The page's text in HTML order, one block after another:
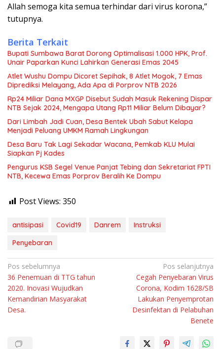
Allah semoga kita semua terhindar dari virus korona,”
tutupnya.
Berita Terkait
Bupati Sumbawa Barat Dorong Optimalisasi 1.000 HPK, Prof.
Unair Paparkan Kunci Lahirkan Generasi Emas 2045
Atlet Wushu Dompu Dicoret Sepihak, 8 Atlet Mogok, 7 Emas
Diprediksi Melayang, Ada Apa di Porprov NTB 2026
Rp24 Miliar Dana MXGP Disebut Sudah Masuk Rekening Dispar
NTB Sejak 2024, Mengapa Utang Rp11 Miliar Belum Dibayar?
Dari Limbah Jadi Cuan, Desa Bentek Ubah Sabut Kelapa
Menjadi Peluang UMKM Ramah Lingkungan
Desa Baru Tak Lagi Sekadar Wacana, Pemkab KLU Mulai
Siapkan Pj Kades
Pengurus KSB Segel Venue Panjat Tebing dan Sekretariat FPTI
NTB, Kecewa Emas Porprov Beralih Ke Dompu
Post Views: 350
antisipasi Covid19 Danrem
Instruksi
Penyebaran
Navigasi
pos
Pos sebelumnya
36 Penemuan di TTG tahun
2020. Inovasi Wujudkan
Kemandirian Masyarakat
Desa.
Pos selanjutnya
Cegah Penyebaran Virus
Corona, Kodim 1628/SB
Lakukan Penyemprotan
Desinfektan di Pelabuhan
Benete